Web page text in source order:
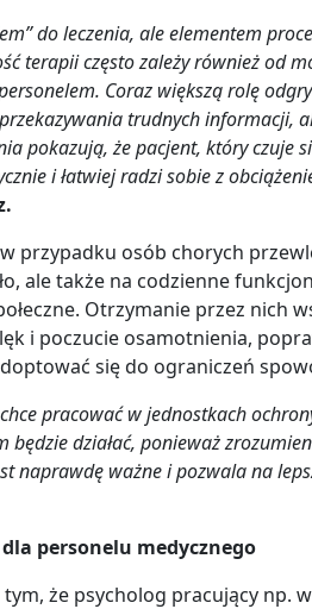
do leczenia, ale elementem
terapii często zależy również od
Coraz większą rolę
trudnych informacji,
pokazują, że pacjent, który czuje
i łatwiej radzi sobie z
przypadku osób chorych
ale także na codzienne
Otrzymanie przez nich
i poczucie osamotnienia,
się do ograniczeń
pracować w jednostkach
będzie działać, ponieważ
naprawdę ważne i pozwala na
personelu medycznego
że psycholog pracujący np.